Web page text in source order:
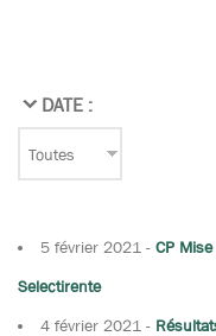
DATE :
5 février 2021 - CP
Selectirente
4 février 2021 -